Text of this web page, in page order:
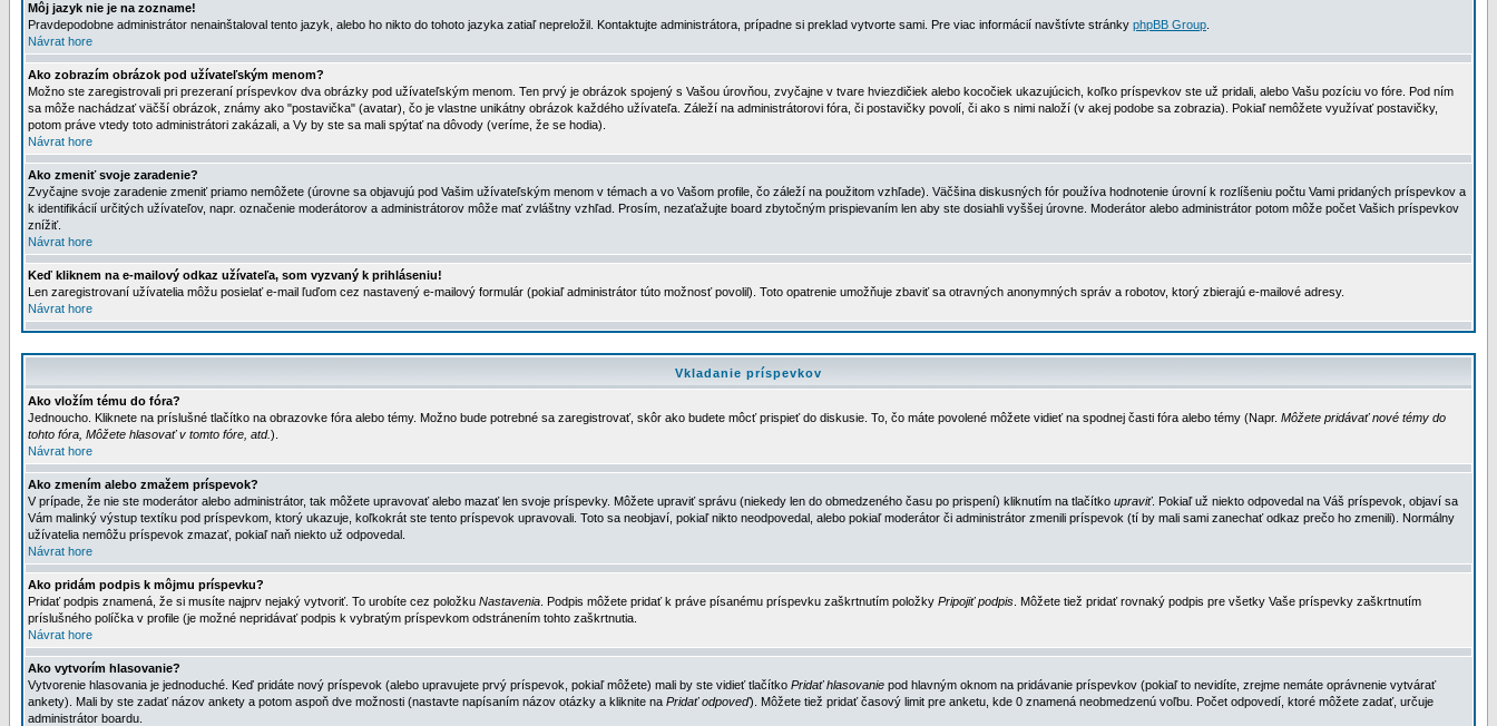
Môj jazyk nie je na zozname!
Pravdepodobne administrátor nenainštaloval tento jazyk, alebo ho nikto do tohoto jazyka zatiaľ nepreložil. Kontaktujte administrátora, prípadne si preklad vytvorte sami. Pre viac informácií navštívte stránky phpBB Group
Návrat hore
Ako zobrazím obrázok pod užívateľským menom?
Možno ste zaregistrovali pri prezeraní príspevkov dva obrázky pod užívateľským menom. Ten prvý je obrázok spojený s Vašou úrovňou, zvyčajne v tvare hviezdičiek alebo kocočiek ukazujúcich, koľko príspevkov ste už pridali, alebo Vašu pozíciu vo fóre. Pod ním
sa môže nachádzať väčší obrázok, známy ako "postavička" (avatar), čo je vlastne unikátny obrázok každého užívateľa. Záleží na administrátorovi fóra, či postavičky povolí, či ako s nimi naloží (v akej podobe sa zobrazia). Pokiaľ nemôžete využívať postavičky,
potom práve vtedy toto administrátori zakázali, a Vy by ste sa mali spýtať na dôvody (veríme, že se hodia).
Návrat hore
Ako zmeniť svoje zaradenie?
Zvyčajne svoje zaradenie zmeniť priamo nemôžete (úrovne sa objavujú pod Vašim užívateľským menom v témach a vo Vašom profile, čo záleží na použitom vzhľade). Väčšina diskusných fór používa hodnotenie úrovní k rozlíšeniu počtu Vami pridaných príspevkov a
k identifikácií určitých užívateľov, napr. označenie moderátorov a administrátorov môže mať zvláštny vzhľad. Prosím, nezaťažujte board zbytočným prispievaním len aby ste dosiahli vyššej úrovne. Moderátor alebo administrátor potom môže počet Vašich príspevkov
znížiť.
Návrat hore
Keď kliknem na e-mailový odkaz užívateľa, som vyzvaný k prihláseniu!
Len zaregistrovaní užívatelia môžu posielať e-mail ľuďom cez nastavený e-mailový formulár (pokiaľ administrátor túto možnosť povolil). Toto opatrenie umožňuje zbaviť sa otravných anonymných správ a robotov, ktorý zbierajú e-mailové adresy.
Návrat hore
Vkladanie príspevkov
Ako vložím tému do fóra?
Jednoucho. Kliknete na príslušné tlačítko na obrazovke fóra alebo témy. Možno bude potrebné sa zaregistrovať, skôr ako budete môcť prispieť do diskusie. To, čo máte povolené môžete vidieť na spodnej časti fóra alebo témy (Napr. Môžete pridávať nové témy do
tohto fóra, Môžete hlasovať v tomto fóre, atd.).
Návrat hore
Ako zmením alebo zmažem príspevok?
V prípade, že nie ste moderátor alebo administrátor, tak môžete upravovať alebo mazať len svoje príspevky. Môžete upraviť správu (niekedy len do obmedzeného času po prispení) kliknutím na tlačítko upraviť. Pokiaľ už niekto odpovedal na Váš príspevok, objaví sa
Vám malinký výstup textíku pod príspevkom, ktorý ukazuje, koľkokrát ste tento príspevok upravovali. Toto sa neobjaví, pokiaľ nikto neodpovedal, alebo pokiaľ moderátor či administrátor zmenili príspevok (tí by mali sami zanechať odkaz prečo ho zmenili). Normálny
užívatelia nemôžu príspevok zmazať, pokiaľ naň niekto už odpovedal.
Návrat hore
Ako pridám podpis k môjmu príspevku?
Pridať podpis znamená, že si musíte najprv nejaký vytvoriť. To urobíte cez položku Nastavenia . Podpis môžete pridať k práve písanému príspevku zaškrtnutím položky Pripojiť podpis . Môžete tiež pridať rovnaký podpis pre všetky Vaše príspevky zaškrtnutím
príslušného políčka v profile (je možné nepridávať podpis k vybratým príspevkom odstránením tohto zaškrtnutia.
Návrat hore
Ako vytvorím hlasovanie?
Vytvorenie hlasovania je jednoduché. Keď pridáte nový príspevok (alebo upravujete prvý príspevok, pokiaľ môžete) mali by ste vidieť tlačítko Pridať hlasovanie pod hlavným oknom na pridávanie príspevkov (pokiaľ to nevidíte, zrejme nemáte oprávnenie vytvárať
ankety). Mali by ste zadať názov ankety a potom aspoň dve možnosti (nastavte napísaním názov otázky a kliknite na Pridať odpoveď). Môžete tiež pridať časový limit pre anketu, kde 0 znamená neobmedzenú voľbu. Počet odpovedí, ktoré môžete zadať, určuje
administrátor boardu.